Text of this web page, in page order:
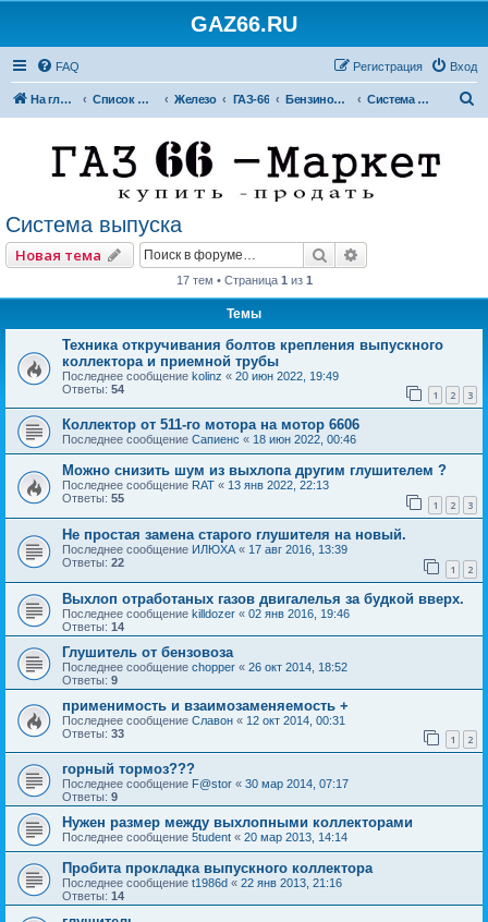
GAZ66.RU
FAQ Вход
Регистрация
На главную Список форумов Железо ГАЗ-66 Бензиновые двигатели Система выпуска
Система выпуска
Новая тема Поиск
17 тем • Страница 1 из 1
Темы
Техника откручивания болтов крепления выпускного
коллектора и приемной трубы
Последнее сообщение kolinz « 20 июн 2022, 19:49
Ответы: 54 1 2 3
Коллектор от 511-го мотора на мотор 6606
Последнее сообщение Сапиенс « 18 июн 2022, 00:46
Можно снизить шум из выхлопа другим глушителем ?
Последнее сообщение RAT « 13 янв 2022, 22:13
Ответы: 55 1 2 3
Не простая замена старого глушителя на новый.
Последнее сообщение ИЛЮХА « 17 авг 2016, 13:39
Ответы: 22 1 2
Выхлоп отработаных газов двигалелья за будкой вверх.
Последнее сообщение killdozer « 02 янв 2016, 19:46
Ответы: 14
Глушитель от бензовоза
Последнее сообщение chopper « 26 окт 2014, 18:52
Ответы: 9
применимость и взаимозаменяемость +
Последнее сообщение Славон « 12 окт 2014, 00:31
Ответы: 33 1 2
горный тормоз???
Последнее сообщение F@stor « 30 мар 2014, 07:17
Ответы: 9
Нужен размер между выхлопными коллекторами
Последнее сообщение 5tudent « 20 мар 2013, 14:14
Пробита прокладка выпускного коллектора
Последнее сообщение t1986d « 22 янв 2013, 21:16
Ответы: 14